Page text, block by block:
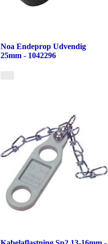
Noa Endeprop Udvendig
25mm - 1042296